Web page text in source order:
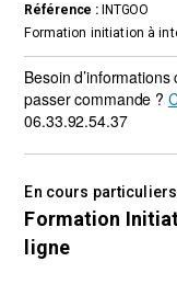
Référence : INTGOO
Formation initiation à
Besoin
passer commande ?
06.33.92.54.37
En cours
Formation
ligne